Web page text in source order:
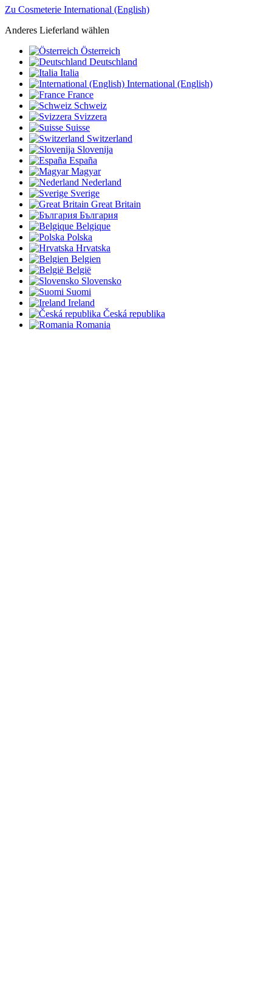
Zu Cosmeterie International (English)
Anderes Lieferland wählen
Österreich
Deutschland
Italia
International (English)
France
Schweiz
Svizzera
Suisse
Switzerland
Slovenija
España
Magyar
Nederland
Sverige
Great Britain
България
Belgique
Polska
Hrvatska
Belgien
België
Slovensko
Suomi
Ireland
Česká republika
Romania